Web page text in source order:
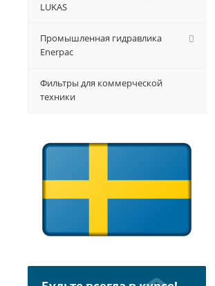
LUKAS
Промышленная гидравлика
Enerpac
Фильтры для коммерческой
техники